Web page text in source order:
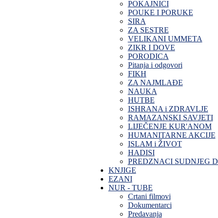
POKAJNICI
POUKE I PORUKE
SIRA
ZA SESTRE
VELIKANI UMMETA
ZIKR I DOVE
PORODICA
Pitanja i odgovori
FIKH
ZA NAJMLAĐE
NAUKA
HUTBE
ISHRANA i ZDRAVLJE
RAMAZANSKI SAVJETI
LIJEČENJE KUR'ANOM
HUMANITARNE AKCIJE
ISLAM i ŽIVOT
HADISI
PREDZNACI SUDNJEG
KNJIGE
EZANI
NUR - TUBE
Crtani filmovi
Dokumentarci
Predavanja